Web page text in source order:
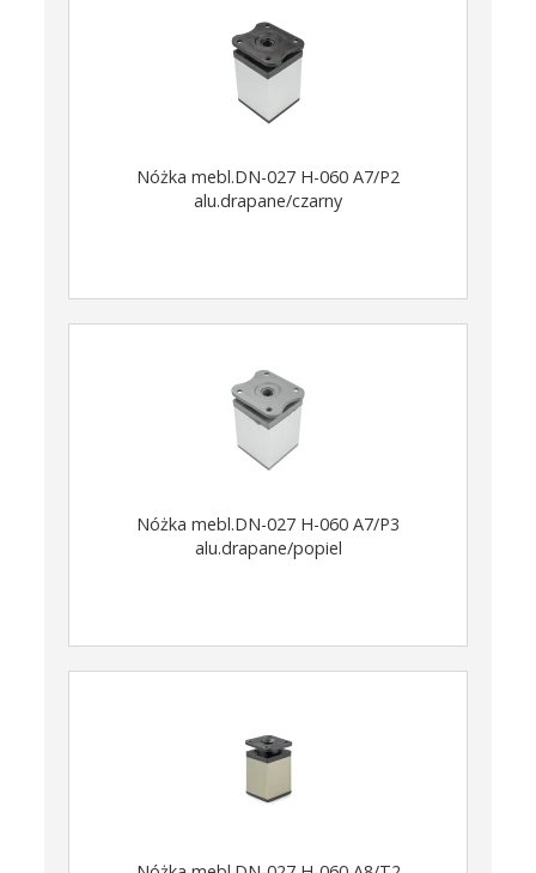
Nóżka mebl.DN-027 H-060 A7/P2
alu.drapane/czarny
Nóżka mebl.DN-027 H-060 A7/P3
alu.drapane/popiel